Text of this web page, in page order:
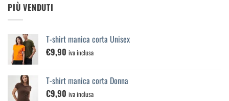
PIÙ VENDUTI
T-shirt manica corta Unisex
€9,90 iva inclusa
T-shirt manica corta Donna
€9,90 iva inclusa